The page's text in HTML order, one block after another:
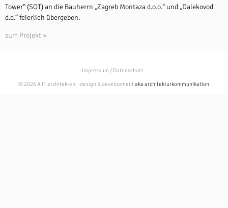
Tower“ (SOT) an die Bauherrn „Zagreb Montaza d.o.o.“ und „Dalekovod
d.d.“ feierlich übergeben.
zum Projekt »
Impressum / Datenschutz
© 2026 AJF architekten · design & developmentaka architekturkommunikation